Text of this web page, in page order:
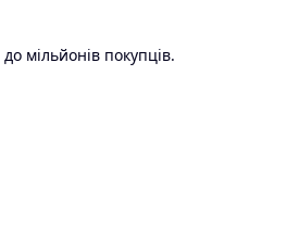
мільйонів покупців.